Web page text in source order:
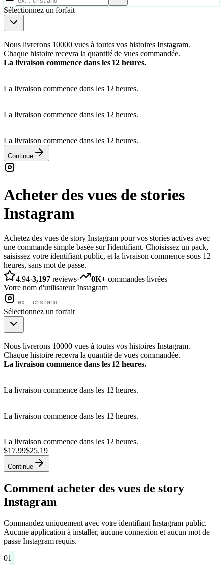
Sélectionnez un forfait
Nous livrerons 10000 vues à toutes vos histoires Instagram.
Chaque histoire recevra la quantité de vues commandée.
La livraison commence dans les 12 heures.
La livraison commence dans les 12 heures.
La livraison commence dans les 12 heures.
La livraison commence dans les 12 heures.
Continue
Acheter des vues de stories
Instagram
Achetez des vues de story Instagram pour vos stories actives avec
une commande simple basée sur l'identifiant. Choisissez un pack,
saisissez votre identifiant public, et la livraison commence sous 12
heures, sans mot de passe.
4.94·3,197 reviews· 0K+ commandes livrées
Votre nom d'utilisateur Instagram
Sélectionnez un forfait
Nous livrerons 10000 vues à toutes vos histoires Instagram.
Chaque histoire recevra la quantité de vues commandée.
La livraison commence dans les 12 heures.
La livraison commence dans les 12 heures.
La livraison commence dans les 12 heures.
La livraison commence dans les 12 heures.
$17.99$25.19
Continue
Comment acheter des vues de story
Instagram
Commandez uniquement avec votre identifiant Instagram public.
Aucune application à installer, aucune connexion et aucun mot de
passe Instagram requis.
01